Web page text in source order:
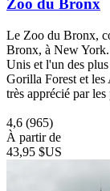
Zoo du Bronx
Le Zoo du Bronx,
Bronx, à New York.
Unis et l'un des
Gorilla Forest et
très apprécié par les
4,6 (965)
À partir de
43,95 $US